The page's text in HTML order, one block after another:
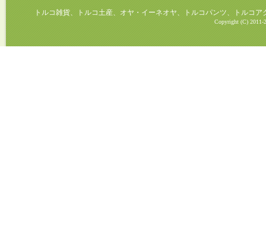
トルコ雑貨、トルコ土産、オヤ・イーネオヤ、トルコパンツ、トルコアク
Copyright (C) 2011-